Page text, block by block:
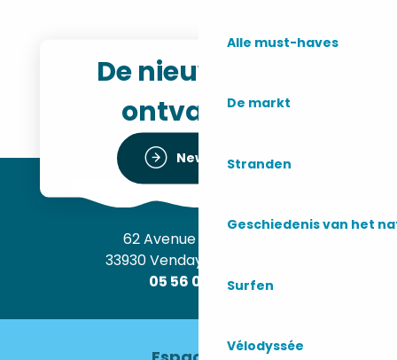
Alle must-haves
De markt
Stranden
Geschiedenis van het
Surfen
Vélodyssée
De nieuwsbrief
ontvangen
Newsletter
62 Avenue de l’Océan
33930 Vendays-Montalivet
05 56 09 30 12